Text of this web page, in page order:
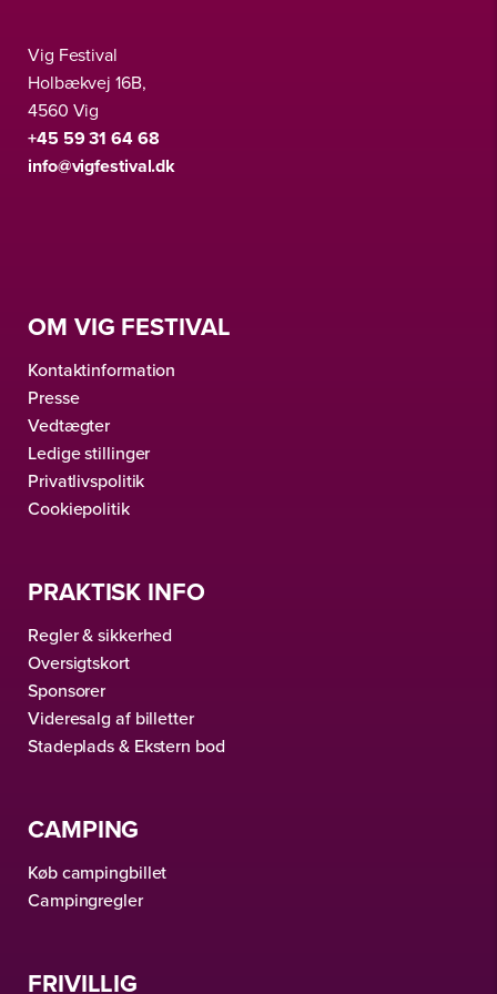
Vig Festival
Holbækvej 16B,
4560 Vig
+45 59 31 64 68
info@vigfestival.dk
OM VIG FESTIVAL
Kontaktinformation
Presse
Vedtægter
Ledige stillinger
Privatlivspolitik
Cookiepolitik
PRAKTISK INFO
Regler & sikkerhed
Oversigtskort
Sponsorer
Videresalg af billetter
Stadeplads & Ekstern bod
CAMPING
Køb campingbillet
Campingregler
FRIVILLIG